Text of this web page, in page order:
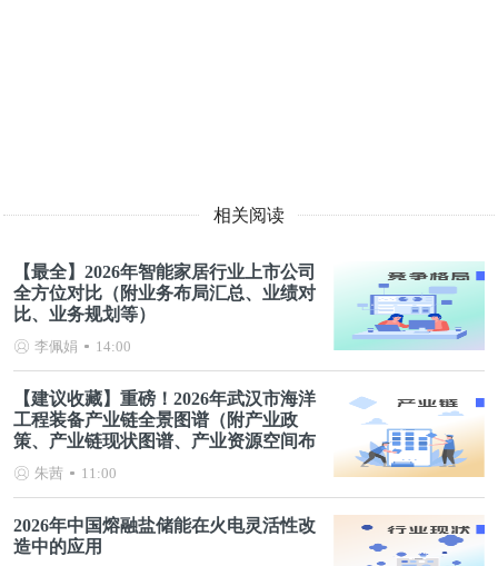
相关阅读
【最全】2026年智能家居行业上市公司
全方位对比（附业务布局汇总、业绩对
比、业务规划等）
李佩娟 14:00
【建议收藏】重磅！2026年武汉市海洋
工程装备产业链全景图谱（附产业政
策、产业链现状图谱、产业资源空间布
局、产业链发展规划）
朱茜 11:00
2026年中国熔融盐储能在火电灵活性改
造中的应用